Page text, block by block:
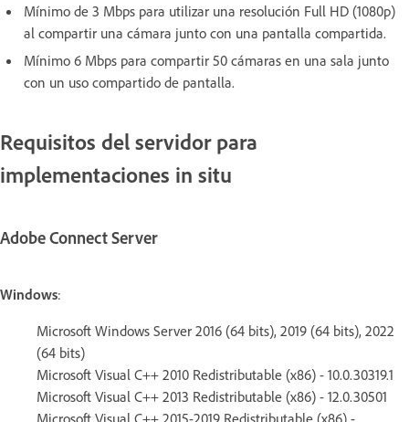
Mínimo de 3 Mbps para utilizar una resolución Full HD (1080p)
al compartir una cámara junto con una pantalla compartida.
Mínimo 6 Mbps para compartir 50 cámaras en una sala junto
con un uso compartido de pantalla.
Requisitos del servidor para
implementaciones in situ
Adobe Connect Server
Windows:
Microsoft Windows Server 2016 (64 bits), 2019 (64 bits), 2022
(64 bits)
Microsoft Visual C++ 2010 Redistributable (x86) - 10.0.30319.1
Microsoft Visual C++ 2013 Redistributable (x86) - 12.0.30501